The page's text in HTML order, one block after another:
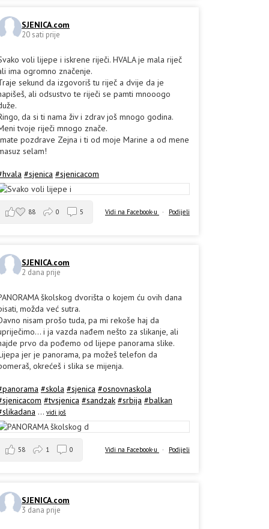
SJENICA.com
20 sati prije
voli lijepe i iskrene riječi. HVALA je mala riječ
ima ogromno značenje.
sekund da izgovoriš tu riječ a dvije da je
ali odsustvo te riječi se pamti mnooogo
da si ti nama živ i zdrav još mnogo godina.
tvoje riječi mnogo znače.
pozdrave Zejna i ti od moje Marine a od mene
selam!
#sjenica #sjenicacom
Vidi na Facebook-u · Podijeli
88 0 5
SJENICA.com
2 dana prije
školskog dvorišta o kojem ću ovih dana
možda već sutra.
nisam prošo tuda, pa mi rekoše haj da
i ja vazda nađem nešto za slikanje, ali
prvo da pođemo od lijepe panorama slike.
jer je panorama, pa možeš telefon da
okrećeš i slika se mijenja.
#skola #sjenica #osnovnaskola
#tvsjenica #sandzak #srbija #balkan
... vidi još
Vidi na Facebook-u · Podijeli
58 1 0
SJENICA.com
3 dana prije